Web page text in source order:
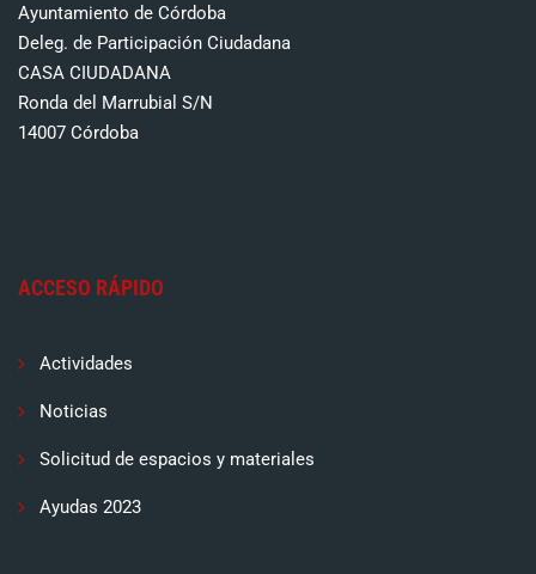
Ayuntamiento de Córdoba
Deleg. de Participación Ciudadana
CASA CIUDADANA
Ronda del Marrubial S/N
14007 Córdoba
ACCESO RÁPIDO
Actividades
Noticias
Solicitud de espacios y materiales
Ayudas 2023